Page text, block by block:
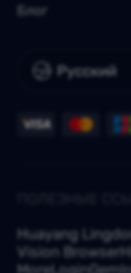
Русский
Блог
Huayang
Vision Browser
MoreLogin